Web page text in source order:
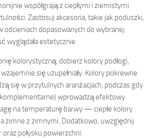
współgrają z ciepłymi i ziemistymi
Zastosuj akcesoria, takie jak poduszki,
odcieniach dopasowanych do wybranej
wyglądała estetycznie.
kolorystyczną, dobierz kolory podłogi,
się uzupełniały. Kolory pokrewne
się w przytulnych aranżacjach, podczas gdy
wprowadzą efektowy
na temperaturę barwy — ciepłe kolory
zimne z zimnymi. Dodatkowo, uwzględnij
połysku powierzchni.